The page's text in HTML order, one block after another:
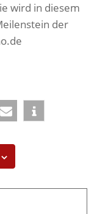
wird in diesem
der